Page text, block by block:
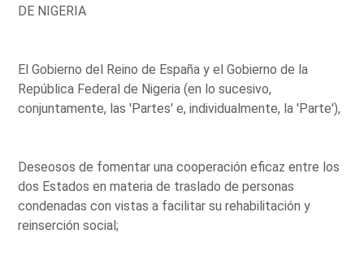
DE NIGERIA
El Gobierno del Reino de España y el Gobierno de la
República Federal de Nigeria (en lo sucesivo,
conjuntamente, las 'Partes' e, individualmente, la 'Parte'),
Deseosos de fomentar una cooperación eficaz entre los
dos Estados en materia de traslado de personas
condenadas con vistas a facilitar su rehabilitación y
reinserción social;